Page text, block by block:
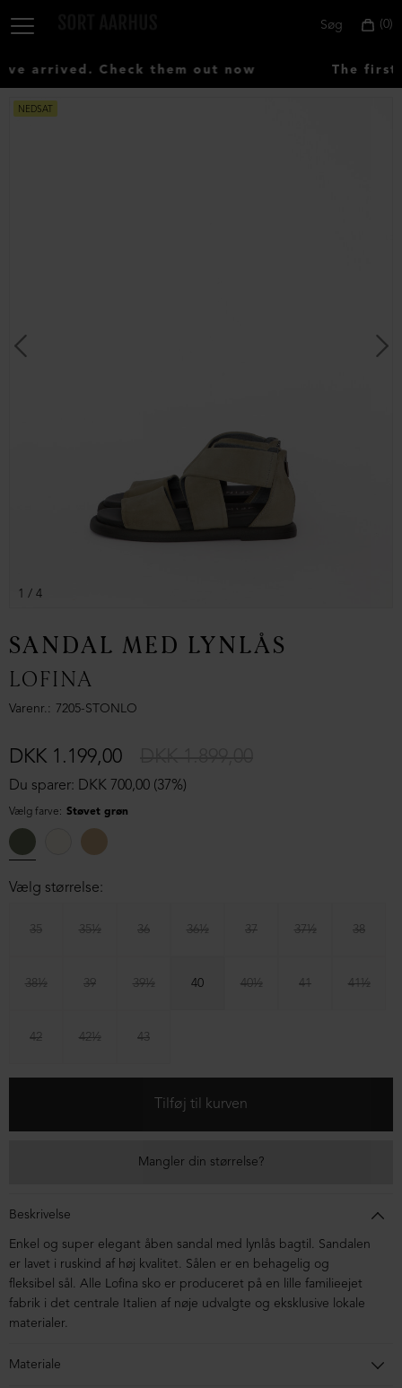
0
Søg
arrived. Check them out now The first
NEDSAT
1 / 4
SANDAL MED LYNLÅS
LOFINA
Varenr. 7205-STONLO
Du sparer: DKK 700,00 (37%)
DKK 1.199,00
Vælg farve: Støvet grøn
Vælg størrelse:
35 35½ 36 36½ 37 37½ 38
38½ 39 39½ 40 40½ 41 41½
42 42½ 43
Mangler din størrelse?
Beskrivelse
Enkel og super elegant åben sandal med lynlås bagtil. Sandalen
er lavet i ruskind af høj kvalitet. Sålen er en behagelig og
fleksibel sål. Alle Lofina sko er produceret på en lille familieejet
fabrik i det centrale Italien af nøje udvalgte og eksklusive lokale
materialer.
Materiale